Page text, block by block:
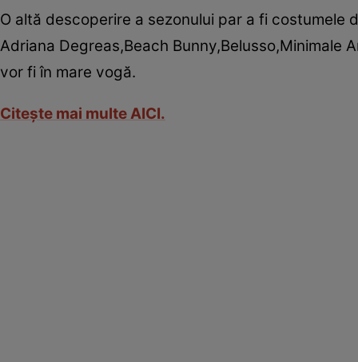
O altă descoperire a sezonului par a fi
Adriana Degreas,Beach Bunny,Belusso,Minimale
vor fi în mare vogă.
Citeşte mai multe AICI.